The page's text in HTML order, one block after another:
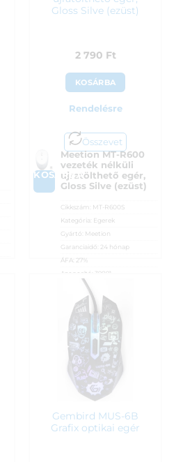
Gloss Silve (ezüst)
2 790 Ft
KOSÁRBA
Rendelésre
Összevet
KOSÁRBA
Meetion MT-R600
vezeték nélküli
újratölthető egér,
Gloss Silve (ezüst)
Cikkszám: MT-R600S
Kategória: Egerek
Gyártó: Meetion
Garanciaidő:
24 hónap
ÁFA:
27%
Azonosító:
39891
Ft
Gembird MUS-6B
Grafix optikai egér